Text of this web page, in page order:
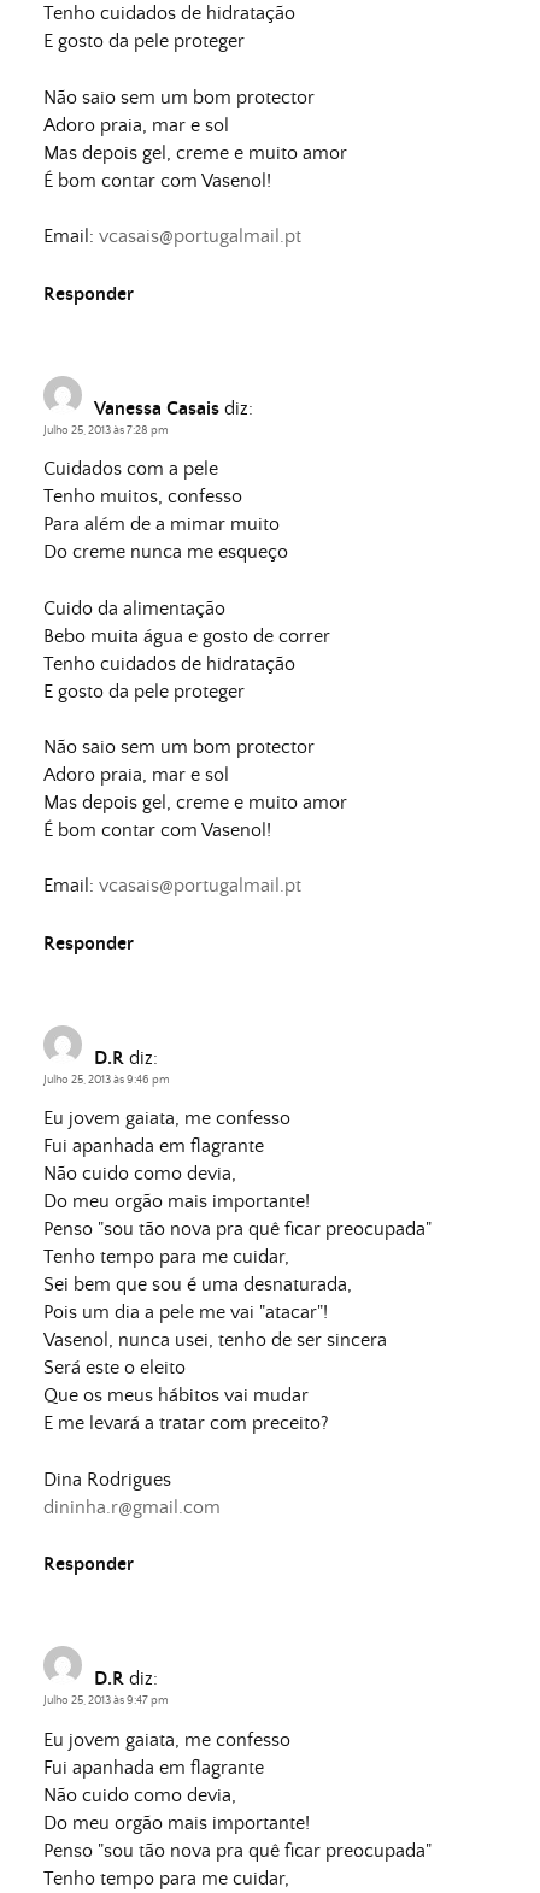
Tenho cuidados de hidratação
E gosto da pele proteger
Não saio sem um bom protector
Adoro praia, mar e sol
Mas depois gel, creme e muito amor
É bom contar com Vasenol!
Email: vcasais@portugalmail.pt
Responder
Vanessa Casais diz:
Julho 25, 2013 às 7:28 pm
Cuidados com a pele
Tenho muitos, confesso
Para além de a mimar muito
Do creme nunca me esqueço
Cuido da alimentação
Bebo muita água e gosto de correr
Tenho cuidados de hidratação
E gosto da pele proteger
Não saio sem um bom protector
Adoro praia, mar e sol
Mas depois gel, creme e muito amor
É bom contar com Vasenol!
Email: vcasais@portugalmail.pt
Responder
D.R diz:
Julho 25, 2013 às 9:46 pm
Eu jovem gaiata, me confesso
Fui apanhada em flagrante
Não cuido como devia,
Do meu orgão mais importante!
Penso "sou tão nova pra quê ficar preocupada"
Tenho tempo para me cuidar,
Sei bem que sou é uma desnaturada,
Pois um dia a pele me vai "atacar"!
Vasenol, nunca usei, tenho de ser sincera
Será este o eleito
Que os meus hábitos vai mudar
E me levará a tratar com preceito?
Dina Rodrigues
dininha.r@gmail.com
Responder
D.R diz:
Julho 25, 2013 às 9:47 pm
Eu jovem gaiata, me confesso
Fui apanhada em flagrante
Não cuido como devia,
Do meu orgão mais importante!
Penso "sou tão nova pra quê ficar preocupada"
Tenho tempo para me cuidar,